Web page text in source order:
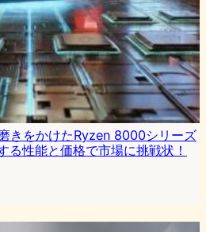
きをかけたRyzen 8000シリーズ
る性能と価格で市場に挑戦状！